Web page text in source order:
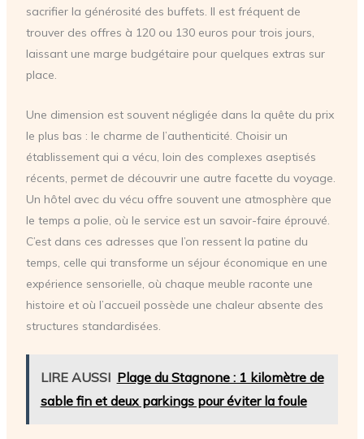
sacrifier la générosité des buffets. Il est fréquent de
trouver des offres à 120 ou 130 euros pour trois jours,
laissant une marge budgétaire pour quelques extras sur
place.
Une dimension est souvent négligée dans la quête du prix
le plus bas : le charme de l’authenticité. Choisir un
établissement qui a vécu, loin des complexes aseptisés
récents, permet de découvrir une autre facette du voyage.
Un hôtel avec du vécu offre souvent une atmosphère que
le temps a polie, où le service est un savoir-faire éprouvé.
C’est dans ces adresses que l’on ressent la patine du
temps, celle qui transforme un séjour économique en une
expérience sensorielle, où chaque meuble raconte une
histoire et où l’accueil possède une chaleur absente des
structures standardisées.
LIRE AUSSI Plage du Stagnone : 1 kilomètre de
sable fin et deux parkings pour éviter la foule